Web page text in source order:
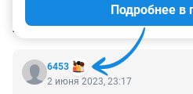
КОММЕНТАРИИ 36
6453
Подробнее в
2 июня 2023, 23:17